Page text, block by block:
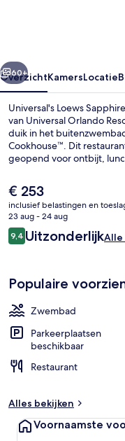
Volgende
60+
OverzichtKamersLocatie
Universal's Loews
van Universal Orlando
duik in het
Cookhouse™. Dit
geopend voor ontbijt,
Andere reizigers zijn erg
behulpzame personeel.
De
huidige
prijs
is
€ 253
€ 253
inclusief belastingen en
23 aug - 24 aug
Beoordelingen
9,49,4 op 10 –
UitzonderlijkAlle
Populaire
Zwembad
Parkeerplaatsen
beschikbaar
Restaurant
Alles bekijken
Voornaamste